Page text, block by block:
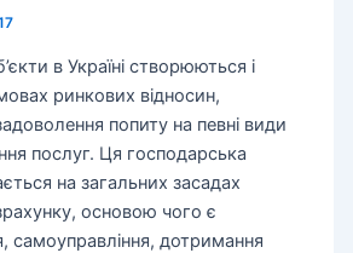
в Україні створюються і
ринкових відносин,
попиту на певні види
послуг. Ця господарська
на загальних засадах
основою чого є
самоуправління, дотримання